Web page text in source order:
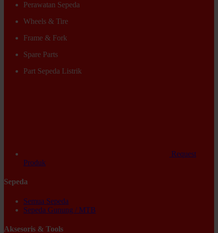
Perawatan Sepeda
Wheels & Tire
Frame & Fork
Spare Parts
Part Sepeda Listrik
Request
Produk
Sepeda
Semua Sepeda
Sepeda Gunung / MTB
Aksesoris & Tools